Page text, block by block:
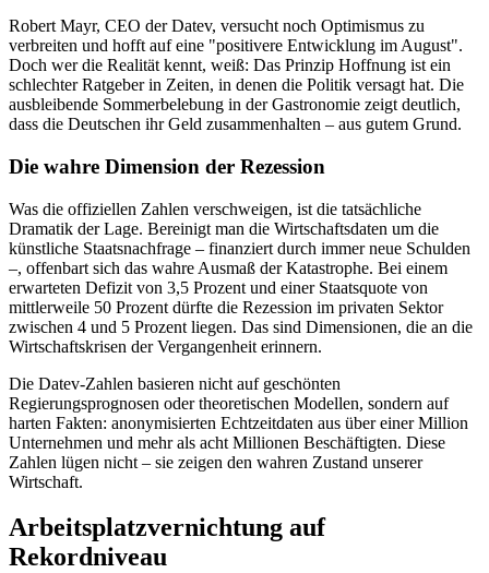
Robert Mayr, CEO der Datev, versucht noch Optimismus zu
verbreiten und hofft auf eine "positivere Entwicklung im August".
Doch wer die Realität kennt, weiß: Das Prinzip Hoffnung ist ein
schlechter Ratgeber in Zeiten, in denen die Politik versagt hat. Die
ausbleibende Sommerbelebung in der Gastronomie zeigt deutlich,
dass die Deutschen ihr Geld zusammenhalten – aus gutem Grund.
Die wahre Dimension der Rezession
Was die offiziellen Zahlen verschweigen, ist die tatsächliche
Dramatik der Lage. Bereinigt man die Wirtschaftsdaten um die
künstliche Staatsnachfrage – finanziert durch immer neue Schulden
–, offenbart sich das wahre Ausmaß der Katastrophe. Bei einem
erwarteten Defizit von 3,5 Prozent und einer Staatsquote von
mittlerweile 50 Prozent dürfte die Rezession im privaten Sektor
zwischen 4 und 5 Prozent liegen. Das sind Dimensionen, die an die
Wirtschaftskrisen der Vergangenheit erinnern.
Die Datev-Zahlen basieren nicht auf geschönten
Regierungsprognosen oder theoretischen Modellen, sondern auf
harten Fakten: anonymisierten Echtzeitdaten aus über einer Million
Unternehmen und mehr als acht Millionen Beschäftigten. Diese
Zahlen lügen nicht – sie zeigen den wahren Zustand unserer
Wirtschaft.
Arbeitsplatzvernichtung auf
Rekordniveau